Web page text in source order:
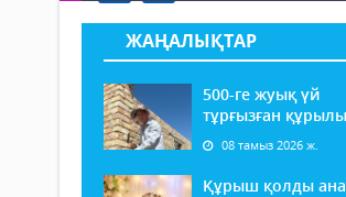
ЖАҢАЛЫҚТАР
500-ге жуық үй
тұрғызған
08 тамыз 2026 ж.
Құрыш қолды ана